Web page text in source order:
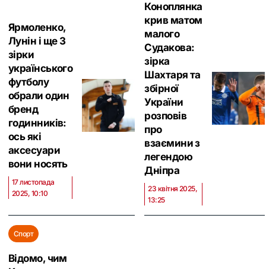
Ярмоленко,
Лунін і ще 3
зірки
українського
футболу
обрали один
бренд
годинників:
ось які
аксесуари
вони носять
17 листопада
2025, 10:10
Коноплянка
крив матом
малого
Судакова:
зірка
Шахтаря та
збірної
України
розповів
про
взаємини з
легендою
Дніпра
23 квітня 2025,
13:25
Спорт
Відомо, чим